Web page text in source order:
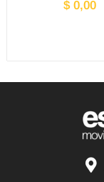
$0,00